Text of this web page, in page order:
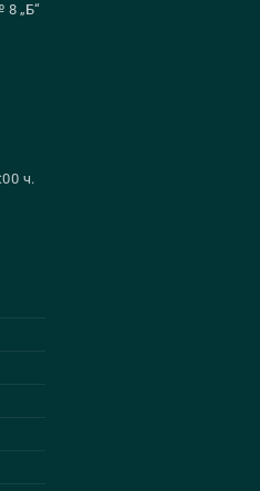
„Б“
ч.